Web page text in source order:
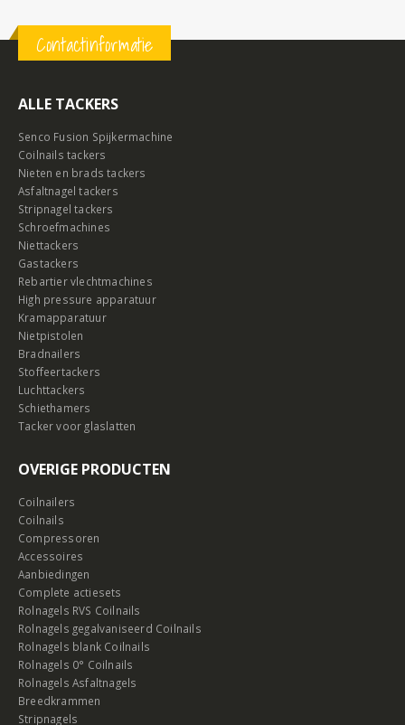
Contactinformatie
ALLE TACKERS
Senco Fusion Spijkermachine
Coilnails tackers
Nieten en brads tackers
Asfaltnagel tackers
Stripnagel tackers
Schroefmachines
Niettackers
Gastackers
Rebartier vlechtmachines
High pressure apparatuur
Kramapparatuur
Nietpistolen
Bradnailers
Stoffeertackers
Luchttackers
Schiethamers
Tacker voor glaslatten
OVERIGE PRODUCTEN
Coilnailers
Coilnails
Compressoren
Accessoires
Aanbiedingen
Complete actiesets
Rolnagels RVS Coilnails
Rolnagels gegalvaniseerd Coilnails
Rolnagels blank Coilnails
Rolnagels 0° Coilnails
Rolnagels Asfaltnagels
Breedkrammen
Stripnagels